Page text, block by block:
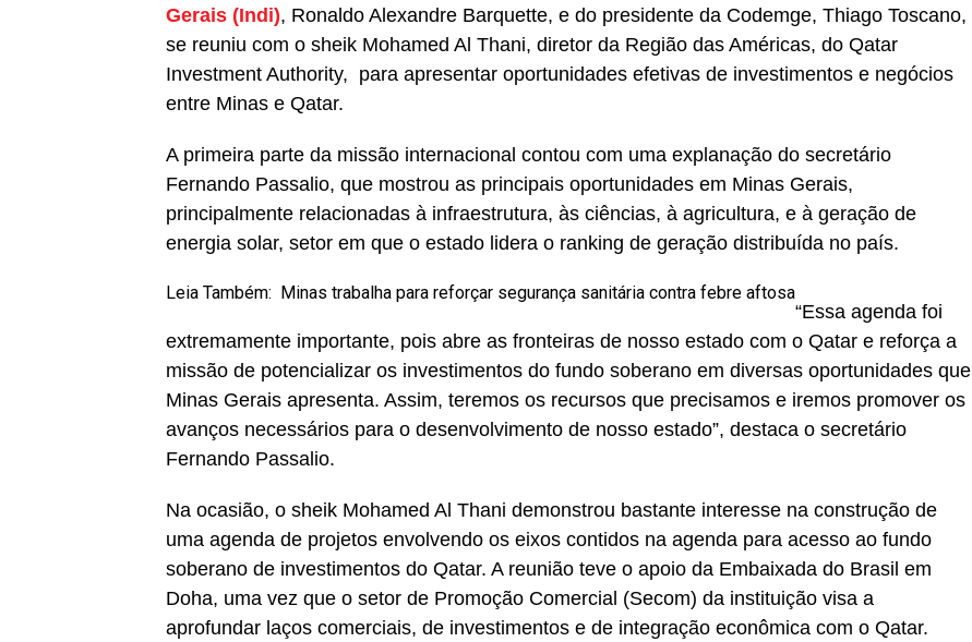
Gerais (Indi), Ronaldo Alexandre Barquette, e do presidente da Codemge, Thiago Toscano,
se reuniu com o sheik Mohamed Al Thani, diretor da Região das Américas, do Qatar
Investment Authority, para apresentar oportunidades efetivas de investimentos e negócios
entre Minas e Qatar.
A primeira parte da missão internacional contou com uma explanação do secretário
Fernando Passalio, que mostrou as principais oportunidades em Minas Gerais,
principalmente relacionadas à infraestrutura, às ciências, à agricultura, e à geração de
energia solar, setor em que o estado lidera o ranking de geração distribuída no país.
Leia Também: Minas trabalha para reforçar segurança sanitária contra febre aftosa
“Essa agenda foi
extremamente importante, pois abre as fronteiras de nosso estado com o Qatar e reforça a
missão de potencializar os investimentos do fundo soberano em diversas oportunidades que
Minas Gerais apresenta. Assim, teremos os recursos que precisamos e iremos promover os
avanços necessários para o desenvolvimento de nosso estado”, destaca o secretário
Fernando Passalio.
Na ocasião, o sheik Mohamed Al Thani demonstrou bastante interesse na construção de
uma agenda de projetos envolvendo os eixos contidos na agenda para acesso ao fundo
soberano de investimentos do Qatar. A reunião teve o apoio da Embaixada do Brasil em
Doha, uma vez que o setor de Promoção Comercial (Secom) da instituição visa a
aprofundar laços comerciais, de investimentos e de integração econômica com o Qatar.